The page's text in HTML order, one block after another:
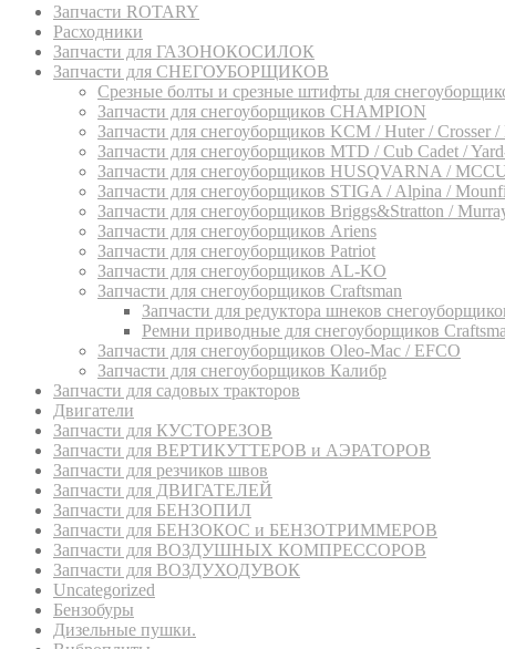
Запчасти ROTARY
Расходники
Запчасти для ГАЗОНОКОСИЛОК
Запчасти для СНЕГОУБОРЩИКОВ
Срезные болты и срезные штифты для
Запчасти для снегоуборщиков CHAMPION
Запчасти для снегоуборщиков KCM / Huter / Crosser
Запчасти для снегоуборщиков MTD / Cub Cadet /
Запчасти для снегоуборщиков HUSQVARNA /
Запчасти для снегоуборщиков STIGA / Alpina /
Запчасти для снегоуборщиков Briggs&Stratton /
Запчасти для снегоуборщиков Ariens
Запчасти для снегоуборщиков Patriot
Запчасти для снегоуборщиков AL-KO
Запчасти для снегоуборщиков Craftsman
Запчасти для редуктора шнеков
Ремни приводные для снегоуборщиков
Запчасти для снегоуборщиков Oleo-Mac / EFCO
Запчасти для снегоуборщиков Калибр
Запчасти для садовых тракторов
Двигатели
Запчасти для КУСТОРЕЗОВ
Запчасти для ВЕРТИКУТТЕРОВ и АЭРАТОРОВ
Запчасти для резчиков швов
Запчасти для ДВИГАТЕЛЕЙ
Запчасти для БЕНЗОПИЛ
Запчасти для БЕНЗОКОС и БЕНЗОТРИММЕРОВ
Запчасти для ВОЗДУШНЫХ КОМПРЕССОРОВ
Запчасти для ВОЗДУХОДУВОК
Uncategorized
Бензобуры
Дизельные пушки.